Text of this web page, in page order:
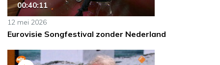
00:40:11
12 mei 2026
Eurovisie Songfestival zonder Nederland